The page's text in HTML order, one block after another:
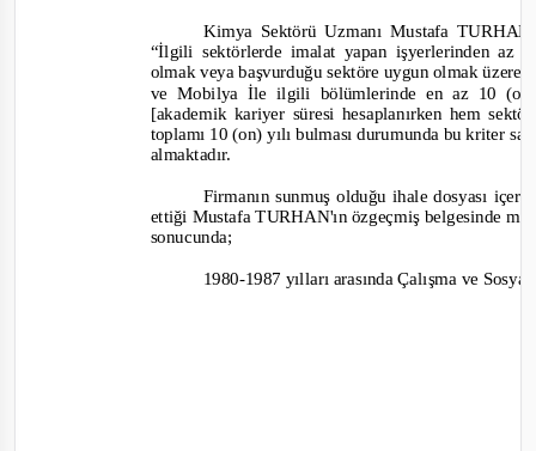
Kimya Sektörü Uzmanı Mustafa
“İlgili sektörlerde imalat yapan işyerlerinden az
olmak veya başvurduğu sektöre uygun olmak
ve Mobilya İle ilgili bölümlerinde en az 10
[akademik kariyer süresi hesaplanırken hem
toplamı 10 (on) yılı bulması durumunda bu kriter
almaktadır.
Firmanın sunmuş olduğu ihale dosyası
ettiği Mustafa TURHAN'ın özgeçmiş belgesinde
sonucunda;
1980-1987 yılları arasında Çalışma ve